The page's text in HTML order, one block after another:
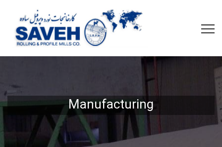
Manufacturing